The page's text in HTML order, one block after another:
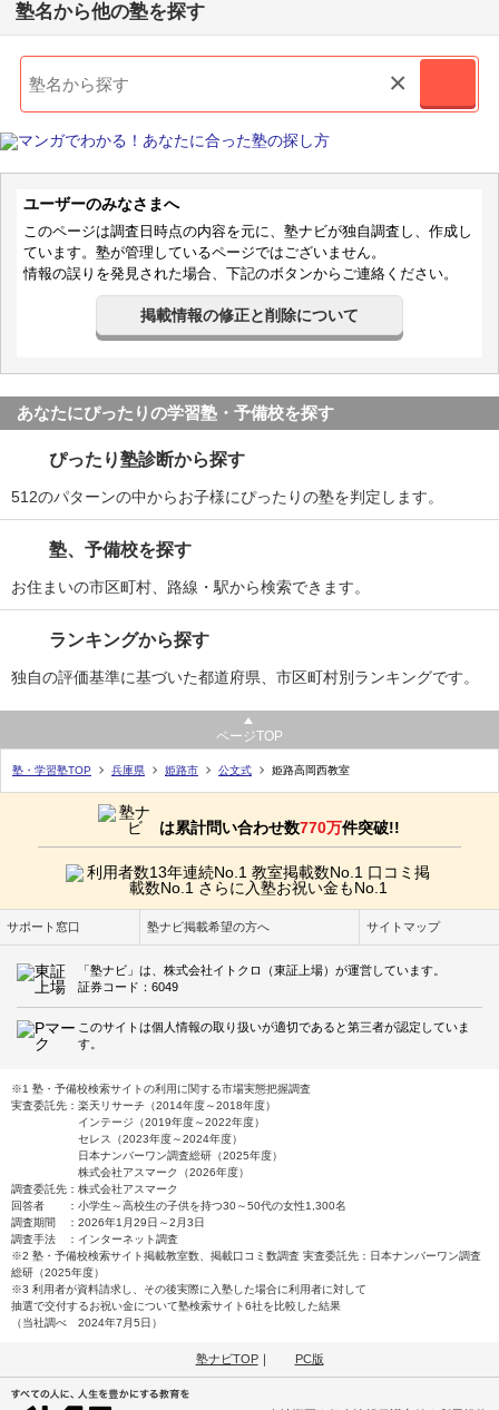
塾名から他の塾を探す
×
ユーザーのみなさまへ
このページは調査日時点の内容を元に、塾ナビが独自調査し、作成し
ています。塾が管理しているページではございません。
情報の誤りを発見された場合、下記のボタンからご連絡ください。
掲載情報の修正と削除について
あなたにぴったりの学習塾・予備校を探す
ぴったり塾診断から探す
512のパターンの中からお子様にぴったりの塾を判定します。
塾、予備校を探す
お住まいの市区町村、路線・駅から検索できます。
ランキングから探す
独自の評価基準に基づいた都道府県、市区町村別ランキングです。
ページTOP
塾・学習塾TOP 兵庫県 姫路市 公文式 姫路高岡西教室
は累計問い合わせ数770万件突破!!
サポート窓口 塾ナビ掲載希望の方へ サイトマップ
「塾ナビ」は、株式会社イトクロ（東証上場）が運営しています。
証券コード：6049
このサイトは個人情報の取り扱いが適切であると第三者が認定していま
す。
※1 塾・予備校検索サイトの利用に関する市場実態把握調査
実査委託先：楽天リサーチ（2014年度～2018年度）
インテージ（2019年度～2022年度）
セレス（2023年度～2024年度）
日本ナンバーワン調査総研（2025年度）
株式会社アスマーク（2026年度）
調査委託先：株式会社アスマーク
回答者 ：小学生～高校生の子供を持つ30～50代の女性1,300名
調査期間 ：2026年1月29日～2月3日
調査手法 ：インターネット調査
※2 塾・予備校検索サイト掲載教室数、掲載口コミ数調査 実査委託先：日本ナンバーワン調査
総研（2025年度）
※3 利用者が資料請求し、その後実際に入塾した場合に利用者に対して
抽選で交付するお祝い金について塾検索サイト6社を比較した結果
（当社調べ 2024年7月5日）
塾ナビTOP｜ PC版